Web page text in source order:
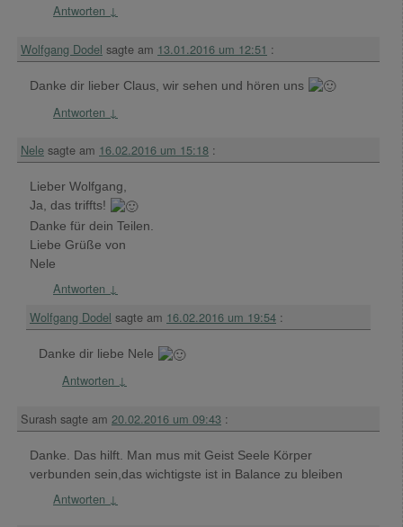
Antworten ↓
Wolfgang Dodel sagte am 13.01.2016 um 12:51 :
Danke dir lieber Claus, wir sehen und hören uns
Antworten ↓
Nele sagte am 16.02.2016 um 15:18 :
Lieber Wolfgang,
Ja, das triffts!
Danke für dein Teilen.
Liebe Grüße von
Nele
Antworten ↓
Wolfgang Dodel sagte am 16.02.2016 um 19:54 :
Danke dir liebe Nele
Antworten ↓
Surash sagte am 20.02.2016 um 09:43 :
Danke. Das hilft. Man mus mit Geist Seele Körper
verbunden sein,das wichtigste ist in Balance zu bleiben
Antworten ↓